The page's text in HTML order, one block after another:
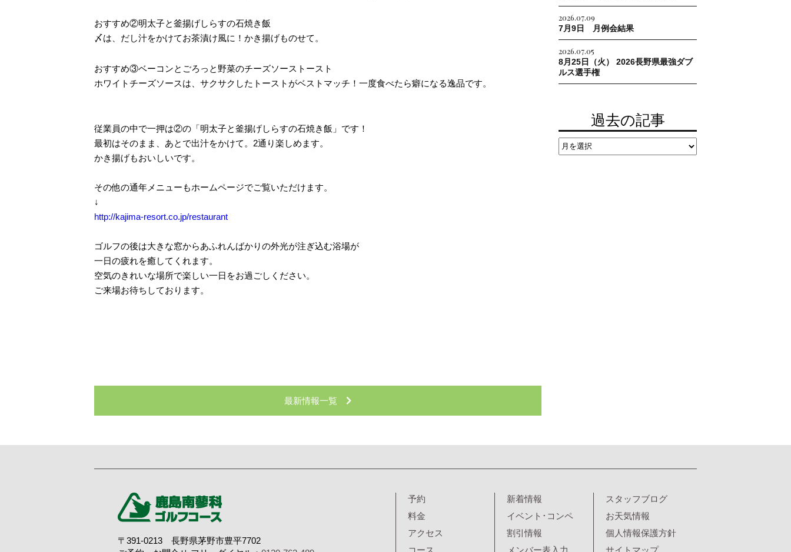
おすすめ②明太子と釜揚げしらすの石焼き飯
〆は、だし汁をかけてお茶漬け風に！かき揚げものせて。
おすすめ③ベーコンとごろっと野菜のチーズソーストースト
ホワイトチーズソースは、サクサクしたトーストがベストマッチ！一度食べたら癖になる逸品です。
従業員の中で一押は②の「明太子と釜揚げしらすの石焼き飯」です！
最初はそのまま、あとで出汁をかけて。2通り楽しめます。
かき揚げもおいしいです。
その他の通年メニューもホームページでご覧いただけます。
↓
http://kajima-resort.co.jp/restaurant
ゴルフの後は大きな窓からあふれんばかりの外光が注ぎ込む浴場が
一日の疲れを癒してくれます。
空気のきれいな場所で楽しい一日をお過ごしください。
ご来場お待ちしております。
最新情報一覧
2026.07.09
7月9日 月例会結果
2026.07.05
8月25日（火） 2026長野県最強ダブ
ルス選手権
過去の記事
〒391-0213 長野県茅野市豊平7702
予約
料金
アクセス
コース
新着情報
イベント･コンペ
割引情報
メンバー表入力
スタッフブログ
お天気情報
個人情報保護方針
サイトマップ